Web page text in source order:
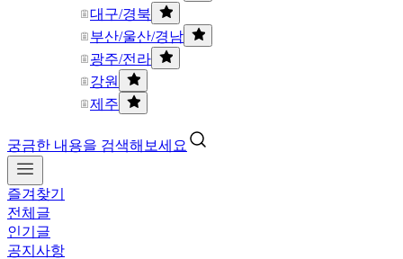
대구/경북
부산/울산/경남
광주/전라
강원
제주
궁금한 내용을 검색해보세요
즐겨찾기
전체글
인기글
공지사항